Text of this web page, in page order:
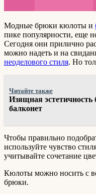
Модные брюки кюлоты и
пике популярности, еще
Сегодня они прилично
можно надеть и на
неоделового стиля. Но
Читайте также
Изящная эстетичность
балконет
Чтобы правильно
используйте чувство
учитывайте сочетание
Кюлоты можно носить с
брюки.